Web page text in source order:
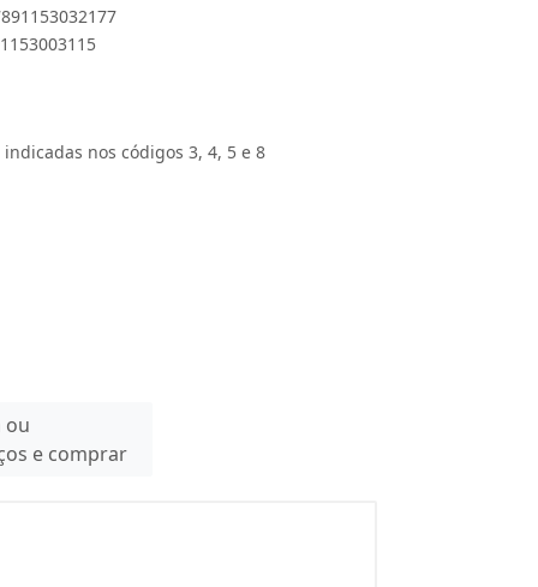
nos códigos 3, 4, 5 e 8
ou
e comprar